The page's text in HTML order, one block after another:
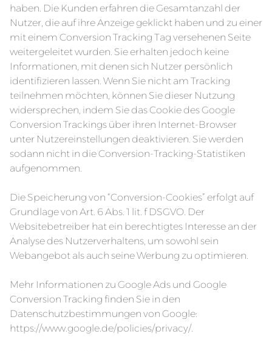
haben. Die Kunden erfahren die Gesamtanzahl der
Nutzer, die auf ihre Anzeige geklickt haben und zu einer
mit einem Conversion Tracking Tag versehenen Seite
weitergeleitet wurden. Sie erhalten jedoch keine
Informationen, mit denen sich Nutzer persönlich
identifizieren lassen. Wenn Sie nicht am Tracking
teilnehmen möchten, können Sie dieser Nutzung
widersprechen, indem Sie das Cookie des Google
Conversion Trackings über ihren Internet-Browser
unter Nutzereinstellungen deaktivieren. Sie werden
sodann nicht in die Conversion-Tracking-Statistiken
aufgenommen.
Die Speicherung von “Conversion-Cookies” erfolgt auf
Grundlage von Art. 6 Abs. 1 lit. f DSGVO. Der
Websitebetreiber hat ein berechtigtes Interesse an der
Analyse des Nutzerverhaltens, um sowohl sein
Webangebot als auch seine Werbung zu optimieren.
Mehr Informationen zu Google Ads und Google
Conversion Tracking finden Sie in den
Datenschutzbestimmungen von Google:
https://www.google.de/policies/privacy/.